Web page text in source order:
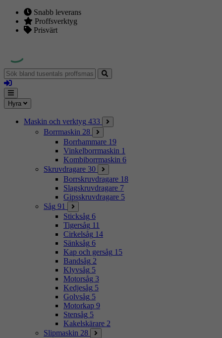
Snabb leverans
Proffsverktyg
Prisvärt
Sök
bland
tusentals
proffsmaskiner
Logga
in
Mina
sidor
Meny
Hyra
Maskin och verktyg 433
Borrmaskin 28
Borrhammare 19
Vinkelborrmaskin 1
Kombiborrmaskin 6
Skruvdragare 30
Borrskruvdragare 18
Slagskruvdragare 7
Gipsskruvdragare 5
Såg 91
Sticksåg 6
Tigersåg 11
Cirkelsåg 14
Sänksåg 6
Kap och gersåg 15
Bandsåg 2
Klyvsåg 5
Motorsåg 3
Kedjesåg 5
Golvsåg 5
Motorkap 9
Stensåg 5
Kakelskärare 2
Slipmaskin 28